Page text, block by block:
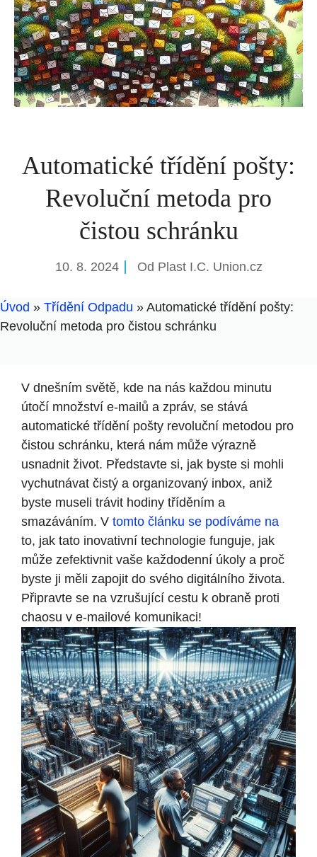
Automatické třídění pošty:
Revoluční metoda pro
čistou schránku
10. 8. 2024 Od Plast I.C. Union.cz
Úvod » Třídění Odpadu » Automatické třídění pošty:
Revoluční metoda pro čistou schránku
V dnešním světě, kde na nás každou minutu
útočí množství e-mailů a zpráv, se stává
automatické třídění pošty revoluční metodou pro
čistou schránku, která nám může výrazně
usnadnit život. Představte si, jak byste si mohli
vychutnávat čistý a organizovaný inbox, aniž
byste museli trávit hodiny tříděním a
smazáváním. V tomto článku se podíváme na
to, jak tato inovativní technologie funguje, jak
může zefektivnit vaše každodenní úkoly a proč
byste ji měli zapojit do svého digitálního života.
Připravte se na vzrušující cestu k obraně proti
chaosu v e-mailové komunikaci!